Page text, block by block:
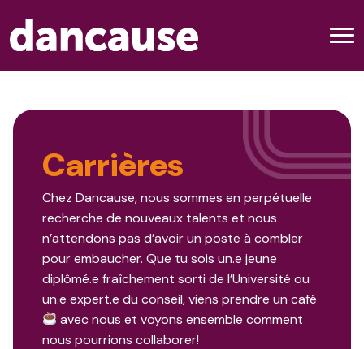
Carrières
Chez Dancause, nous sommes en perpétuelle
recherche de nouveaux talents et nous
n’attendons pas d’avoir un poste à combler
pour embaucher. Que tu sois un.e jeune
diplômé.e fraîchement sorti de l’Université ou
un.e expert.e du conseil, viens prendre un café
avec nous et voyons ensemble comment
nous pourrions collaborer!